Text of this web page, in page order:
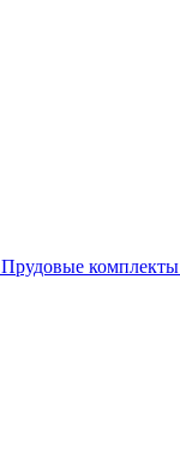
Прудовые комплекты